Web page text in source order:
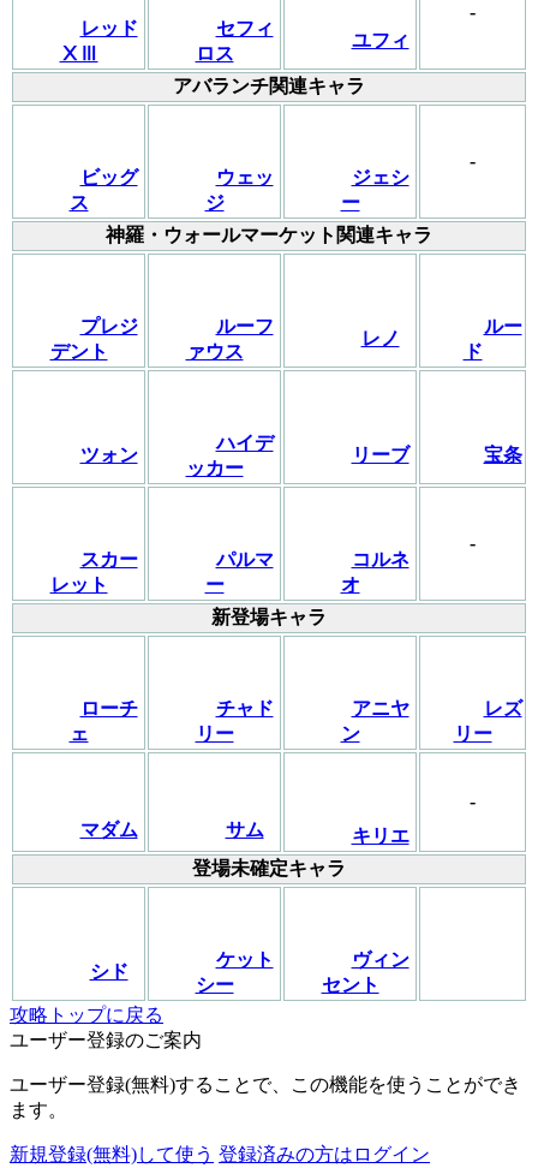
レッド
ⅩⅢ
セフィ
ロス
ユフィ
-
アバランチ関連キャラ
ビッグ
ス
ウェッ
ジ
ジェシ
ー
-
神羅・ウォールマーケット関連キャラ
プレジ
デント
ルーフ
ァウス
レノ
ルー
ド
ツォン
ハイデ
ッカー
リーブ 宝条
スカー
レット
パルマ
ー
コルネ
オ
-
新登場キャラ
ローチ
ェ
チャド
リー
アニヤ
ン
レズ
リー
マダム サム キリエ
-
登場未確定キャラ
シド
ケット
シー
ヴィン
セント
攻略トップに戻る
ユーザー登録のご案内
ユーザー登録(無料)することで、この機能を使うことができ
ます。
新規登録(無料)して使う 登録済みの方はログイン